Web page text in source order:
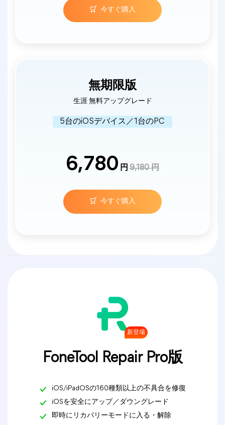
今すぐ購入
無期限版
生涯 無料アップグレード
5台のiOSデバイス／1台のPC
6,780 円 9,180 円
今すぐ購入
新登場
FoneTool Repair Pro版
iOS/iPadOSの160種類以上の不具合を修復
iOSを安全にアップ／ダウングレード
即時にリカバリーモードに入る・解除